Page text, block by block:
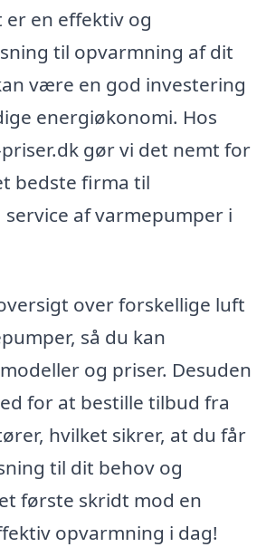
er en effektiv og
til opvarmning af dit
være en god investering
energiøkonomi. Hos
gør vi det nemt for
bedste firma til
af varmepumper i
over forskellige luft
så du kan
og priser. Desuden
for at bestille tilbud fra
hvilket sikrer, at du får
til dit behov og
første skridt mod en
opvarmning i dag!